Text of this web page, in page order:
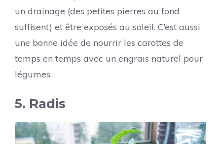
un drainage (des petites pierres au fond
suffisent) et être exposés au soleil. C’est aussi
une bonne idée de nourrir les carottes de
temps en temps avec un engrais naturel pour
légumes.
5. Radis